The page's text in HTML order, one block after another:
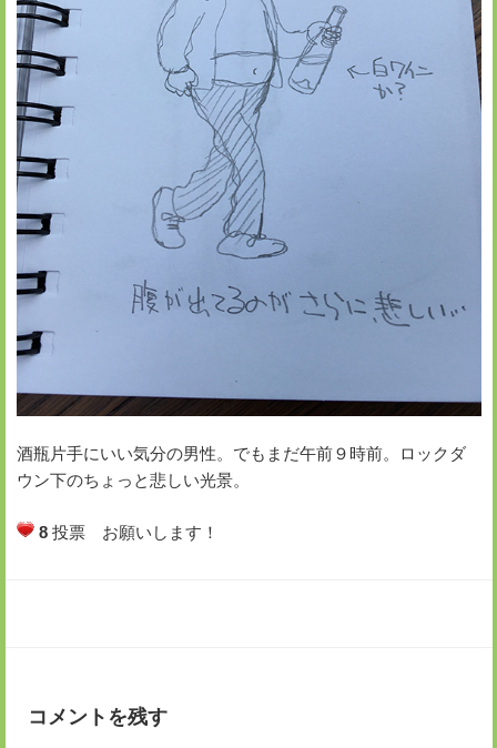
酒瓶片手にいい気分の男性。でもまだ午前９時前。ロックダ
ウン下のちょっと悲しい光景。
8投票 お願いします！
コメントを残す